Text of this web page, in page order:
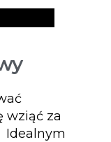
wziąć za
Idealnym